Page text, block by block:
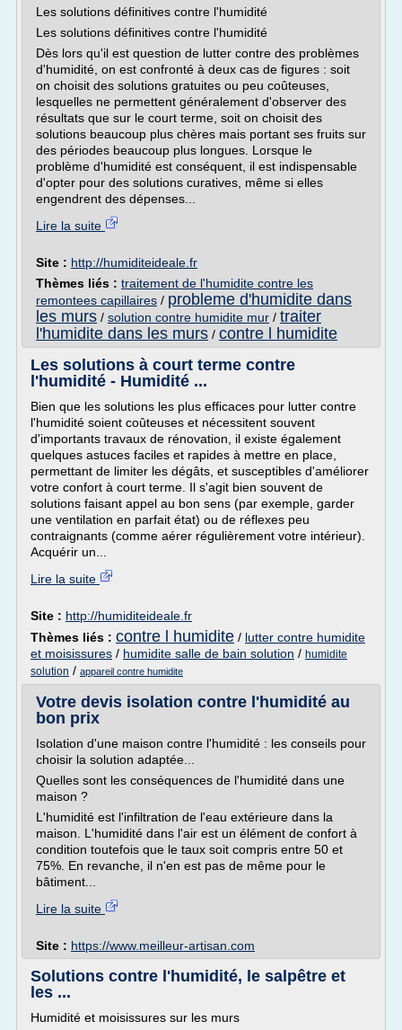
Les solutions définitives contre l'humidité
Les solutions définitives contre l'humidité
Dès lors qu'il est question de lutter contre des problèmes
d'humidité, on est confronté à deux cas de figures : soit
on choisit des solutions gratuites ou peu coûteuses,
lesquelles ne permettent généralement d'observer des
résultats que sur le court terme, soit on choisit des
solutions beaucoup plus chères mais portant ses fruits sur
des périodes beaucoup plus longues. Lorsque le
problème d'humidité est conséquent, il est indispensable
d'opter pour des solutions curatives, même si elles
engendrent des dépenses...
Lire la suite
Site : http://humiditeideale.fr
Thèmes liés : traitement de l'humidite contre les
remontees capillaires / probleme d'humidite dans
les murs / solution contre humidite mur / traiter
l'humidite dans les murs / contre l humidite
Les solutions à court terme contre
l'humidité - Humidité ...
Bien que les solutions les plus efficaces pour lutter contre
l'humidité soient coûteuses et nécessitent souvent
d'importants travaux de rénovation, il existe également
quelques astuces faciles et rapides à mettre en place,
permettant de limiter les dégâts, et susceptibles d'améliorer
votre confort à court terme. Il s'agit bien souvent de
solutions faisant appel au bon sens (par exemple, garder
une ventilation en parfait état) ou de réflexes peu
contraignants (comme aérer régulièrement votre intérieur).
Acquérir un...
Lire la suite
Site : http://humiditeideale.fr
Thèmes liés : contre l humidite / lutter contre humidite
et moisissures / humidite salle de bain solution / humidite
solution / appareil contre humidite
Votre devis isolation contre l'humidité au
bon prix
Isolation d'une maison contre l'humidité : les conseils pour
choisir la solution adaptée...
Quelles sont les conséquences de l'humidité dans une
maison ?
L'humidité est l'infiltration de l'eau extérieure dans la
maison. L'humidité dans l'air est un élément de confort à
condition toutefois que le taux soit compris entre 50 et
75%. En revanche, il n'en est pas de même pour le
bâtiment...
Lire la suite
Site : https://www.meilleur-artisan.com
Solutions contre l'humidité, le salpêtre et
les ...
Humidité et moisissures sur les murs